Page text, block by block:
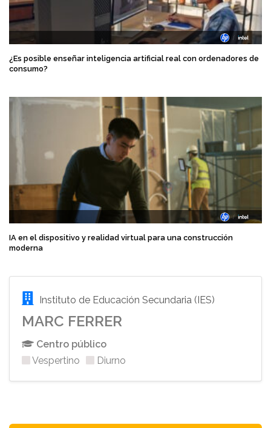
¿Es posible enseñar inteligencia artificial real con ordenadores de
consumo?
IA en el dispositivo y realidad virtual para una construcción
moderna
Instituto de Educación Secundaria (IES)
MARC FERRER
Centro público
Vespertino
Diurno